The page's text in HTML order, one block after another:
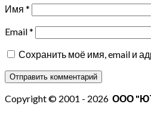
Имя *
Email*
Сохранить моё имя, email и
Copyright © 2001 - 2026 ООО